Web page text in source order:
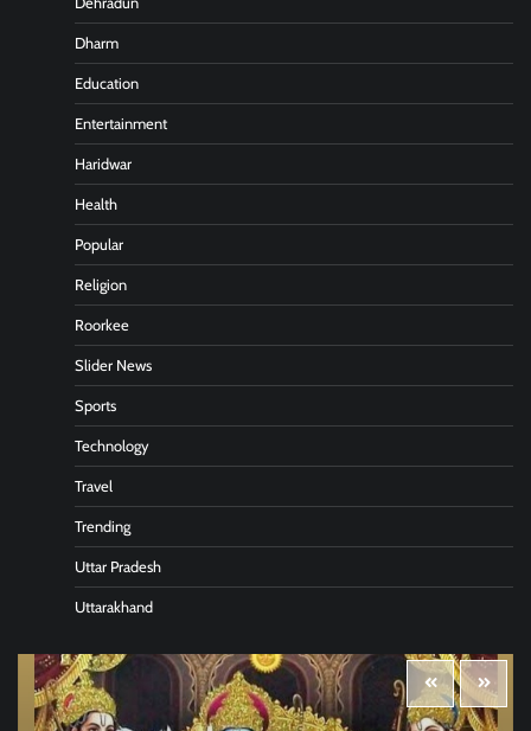
Dharm
Education
Entertainment
Haridwar
Health
Popular
Religion
Roorkee
Slider News
Sports
Technology
Travel
Trending
Uttar Pradesh
Uttarakhand